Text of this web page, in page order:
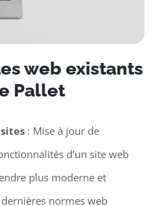
web existants
Pallet
: Mise à jour de
d’un site web
plus moderne et
normes web